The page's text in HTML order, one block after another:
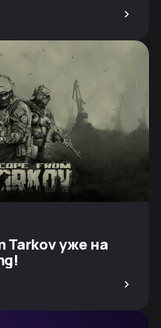
>
Tarkov уже на
>